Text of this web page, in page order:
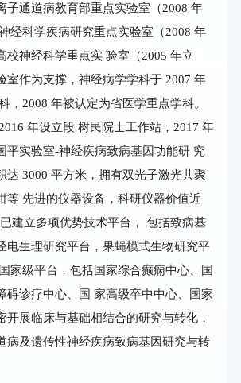
子通道病教育部重点实验室（2008 年
经科学疾病研究重点实验室（2008 年
校神经科学重点实 验室（2005 年立
室作为支撑，神经病学学科于 2007 年
，2008 年被认定为省医学重点学科。
年设立段 树民院士工作站，2017 年
平实验室-神经疾病致病基因功能研 究
达 3000 平方米，拥有双光子激光共聚
等 先进的仪器设备，科研仪器价值近
建立多项优势技术平台， 包括致病基
电生理研究平台，果蝇模式生物研究平
家级平台，包括国家综合癫痫中心、国
碍诊疗中心、国 家高级卒中中心、国家
开展临床与基础相结合的研究与转化，
病及遗传性神经疾病致病基因研究与转